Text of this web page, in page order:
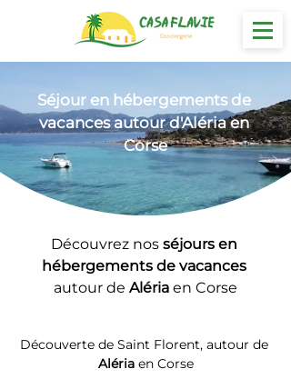
Séjour en hébergements de
vacances autour d'Aléria en
Corse
Découvrez nos séjours en
hébergements de vacances
autour de Aléria en Corse
Découverte de Saint Florent, autour de
Aléria en Corse